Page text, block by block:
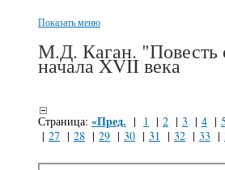
Показать меню
М.Д. Каган. "Повесть
начала XVII века
Страница: «Пред. | 1 | 2 | 3 | 4 | 5
| 27 | 28 | 29 | 30 | 31 | 32 | 33 |